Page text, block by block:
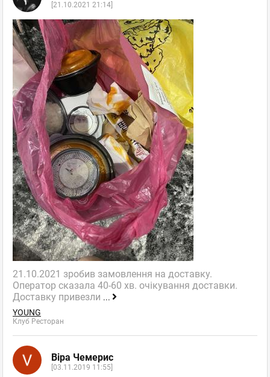
[21.10.2021 21:14]
21.10.2021 зробив замовлення на доставку.
Оператор сказала 40-60 хв. очікування доставки.
Доставку привезли ...
YOUNG
Клуб Ресторан
Віра Чемерис
[03.11.2019 11:55]